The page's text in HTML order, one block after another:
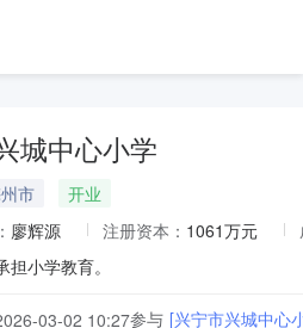
城中心小学
市
开业
廖辉源 注册资本： 1061万元
担小学教育。
03-02 10:27参与 [兴宁市兴城中心